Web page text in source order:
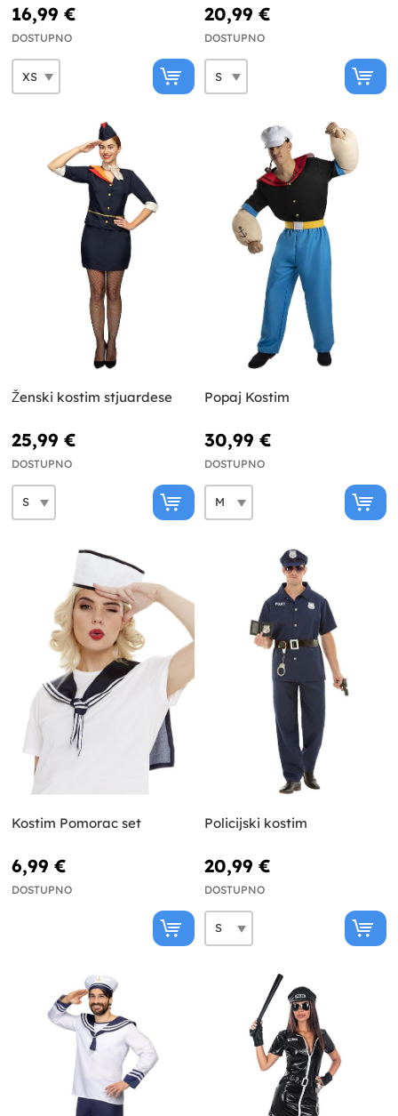
16,99 €
DOSTUPNO
20,99 €
DOSTUPNO
Ženski kostim stjuardese
25,99 €
DOSTUPNO
Popaj Kostim
30,99 €
DOSTUPNO
Kostim Pomorac set
6,99 €
DOSTUPNO
Policijski kostim
20,99 €
DOSTUPNO